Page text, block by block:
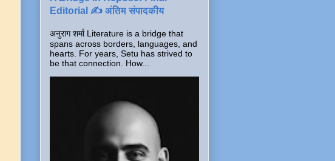
Editorial ✍️ अंतिम संपादकीय
अनुराग शर्मा Literature is a bridge that
spans across borders, languages, and
hearts. For years, Setu has strived to
be that connection. How...